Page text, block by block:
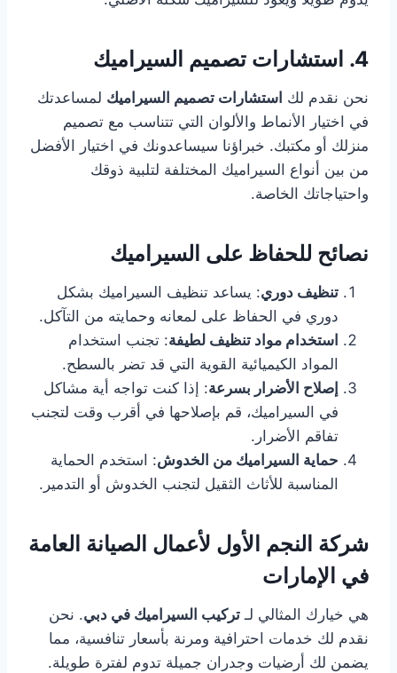
4. استشارات تصميم السيراميك
نحن نقدم لك استشارات تصميم السيراميك لمساعدتك
في اختيار الأنماط والألوان التي تتناسب مع تصميم
منزلك أو مكتبك. خبراؤنا سيساعدونك في اختيار الأفضل
من بين أنواع السيراميك المختلفة لتلبية ذوقك
واحتياجاتك الخاصة.
نصائح للحفاظ على السيراميك
تنظيف دوري: يساعد تنظيف السيراميك بشكل
دوري في الحفاظ على لمعانه وحمايته من التآكل.
استخدام مواد تنظيف لطيفة: تجنب استخدام
المواد الكيميائية القوية التي قد تضر بالسطح.
إصلاح الأضرار بسرعة: إذا كنت تواجه أية مشاكل
في السيراميك، قم بإصلاحها في أقرب وقت لتجنب
تفاقم الأضرار.
حماية السيراميك من الخدوش: استخدم الحماية
المناسبة للأثاث الثقيل لتجنب الخدوش أو التدمير.
شركة النجم الأول لأعمال الصيانة العامة
في الإمارات
هي خيارك المثالي لـ تركيب السيراميك في دبي. نحن
نقدم لك خدمات احترافية ومرنة بأسعار تنافسية، مما
يضمن لك أرضيات وجدران جميلة تدوم لفترة طويلة.